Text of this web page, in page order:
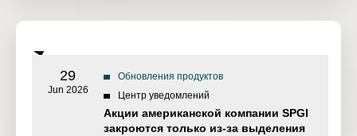
29
Jun 2026
Обновления продуктов
Центр уведомлений
Акции американской компании SPGI
закроются только из-за выделения